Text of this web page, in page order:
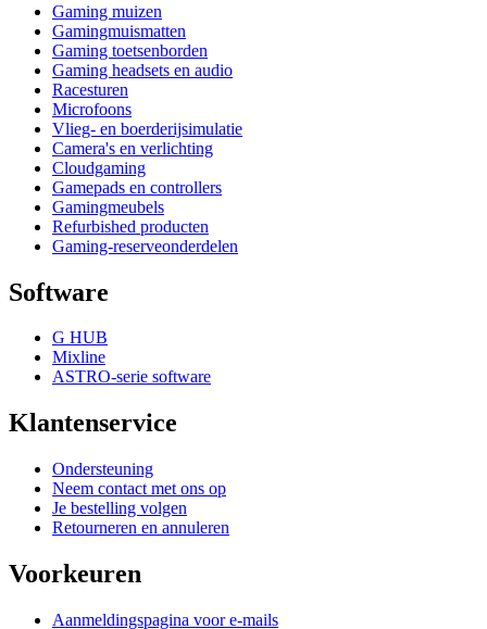
Gaming muizen
Gamingmuismatten
Gaming toetsenborden
Gaming headsets en audio
Racesturen
Microfoons
Vlieg- en boerderijsimulatie
Camera's en verlichting
Cloudgaming
Gamepads en controllers
Gamingmeubels
Refurbished producten
Gaming-reserveonderdelen
Software
G HUB
Mixline
ASTRO-serie software
Klantenservice
Ondersteuning
Neem contact met ons op
Je bestelling volgen
Retourneren en annuleren
Voorkeuren
Aanmeldingspagina voor e-mails